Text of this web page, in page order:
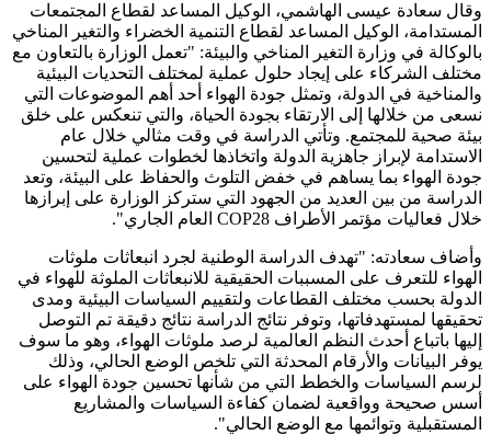
وقال سعادة عيسى الهاشمي، الوكيل المساعد لقطاع المجتمعات
المستدامة، الوكيل المساعد لقطاع التنمية الخضراء والتغير المناخي
بالوكالة في وزارة التغير المناخي والبيئة: "تعمل الوزارة بالتعاون مع
مختلف الشركاء على إيجاد حلول عملية لمختلف التحديات البيئية
والمناخية في الدولة، وتمثل جودة الهواء أحد أهم الموضوعات التي
نسعى من خلالها إلى الارتقاء بجودة الحياة، والتي تنعكس على خلق
بيئة صحية للمجتمع. وتأتي الدراسة في وقت مثالي خلال عام
الاستدامة لإبراز جاهزية الدولة واتخاذها لخطوات عملية لتحسين
جودة الهواء بما يساهم في خفض التلوث والحفاظ على البيئة، وتعد
الدراسة من بين العديد من الجهود التي ستركز الوزارة على إبرازها
خلال فعاليات مؤتمر الأطراف COP28 العام الجاري".
وأضاف سعادته: "تهدف الدراسة الوطنية لجرد انبعاثات ملوثات
الهواء للتعرف على المسببات الحقيقية للانبعاثات الملوثة للهواء في
الدولة بحسب مختلف القطاعات ولتقييم السياسات البيئية ومدى
تحقيقها لمستهدفاتها، وتوفر نتائج الدراسة نتائج دقيقة تم التوصل
إليها باتباع أحدث النظم العالمية لرصد ملوثات الهواء، وهو ما سوف
يوفر البيانات والأرقام المحدثة التي تلخص الوضع الحالي، وذلك
لرسم السياسات والخطط التي من شأنها تحسين جودة الهواء على
أسس صحيحة وواقعية لضمان كفاءة السياسات والمشاريع
المستقبلية وتوائمها مع الوضع الحالي".